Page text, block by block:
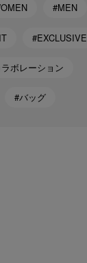
#MEN
#EXCLUSIVE
ボレーション
#バッグ